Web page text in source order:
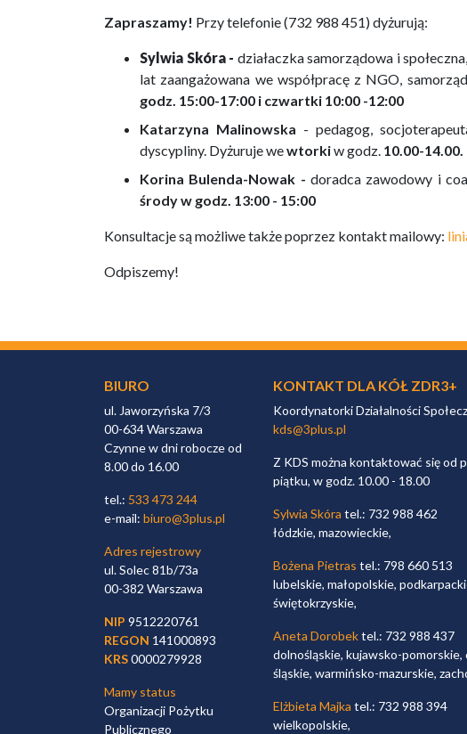
Zapraszamy! Przy telefonie (732 988 451) dyżurują:
Sylwia Skóra - działaczka samorządowa i
lat zaangażowana we współpracę z NGO,
godz. 15:00-17:00 i czwartki 10:00 -12:00
Katarzyna Malinowska - pedagog,
dyscypliny. Dyżuruje wewtorkiw godz. 10.00-14.00.
Korina Bulenda-Nowak - doradca zawodowy i
środy w godz. 13:00 - 15:00
Konsultacje są możliwe także poprzez kontakt mailowy:
Odpiszemy!
BIURO
ul. Jaworzyńska 7/3
00-634 Warszawa
Czynne w dni robocze od
8.00 do 16.00
tel.: 533 473 244
e-mail: biuro@3plus.pl
Adres rejestrowy
ul. Solec 81b/73a
00-382 Warszawa
NIP 9512220761
REGON 141000893
KRS0000279928
Mamy status
Organizacji Pożytku
Publicznego
KONTAKT DLA KÓŁ ZDR3+
Koordynatorki Działalności
kds@3plus.pl
Z KDS można kontaktować się od
piątku, w godz. 10.00 - 18.00
Sylwia Skóra tel.: 732 988 462
łódzkie, mazowieckie,
Bożena Pietras tel.: 798 660 513
lubelskie, małopolskie,
świętokrzyskie,
Aneta Dorobektel.: 732 988 437
dolnośląskie, kujawsko-pomorskie,
śląskie, warmińsko-mazurskie,
Elżbieta Majka tel.: 732 988 394
wielkopolskie,